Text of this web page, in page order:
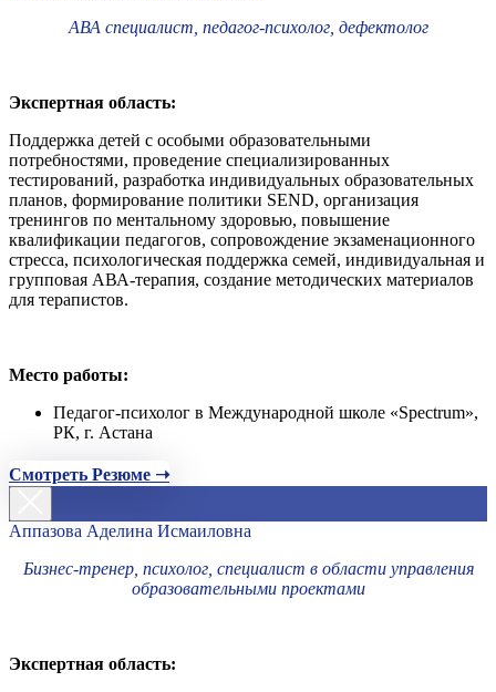
АВА специалист, педагог-психолог, дефектолог
Экспертная область:
Поддержка детей с особыми образовательными
потребностями, проведение специализированных
тестирований, разработка индивидуальных образовательных
планов, формирование политики SEND, организация
тренингов по ментальному здоровью, повышение
квалификации педагогов, сопровождение экзаменационного
стресса, психологическая поддержка семей, индивидуальная и
групповая АВА-терапия, создание методических материалов
для терапистов.
Место работы:
Педагог-психолог в Международной школе «Spectrum»,
РК, г. Астана
Смотреть Резюме ➝
Аппазова Аделина Исмаиловна
Бизнес-тренер, психолог, специалист в области управления
образовательными проектами
Экспертная область: